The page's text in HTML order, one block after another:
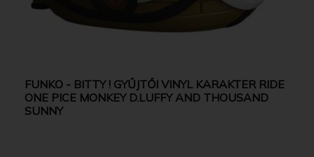
FUNKO - BITTY ! GYŰJTŐI VINYL KARAKTER RIDE
ONE PICE MONKEY D.LUFFY AND THOUSAND
SUNNY